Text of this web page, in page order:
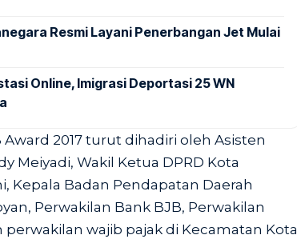
Resmi Layani Penerbangan Jet Mulai
Online, Imigrasi Deportasi 25 WN
2017 turut dihadiri oleh Asisten
Meiyadi, Wakil Ketua DPRD Kota
Kepala Badan Pendapatan Daerah
Perwakilan Bank BJB, Perwakilan
wajib pajak di Kecamatan Kota